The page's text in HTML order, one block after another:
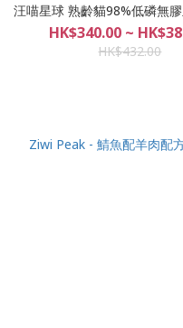
HK$340.00 ~
HK$432.00